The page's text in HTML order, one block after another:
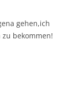
gehen,ich
bekommen!